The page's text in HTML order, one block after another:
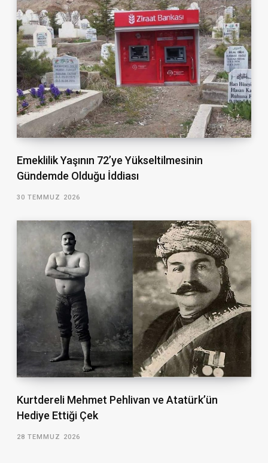
Emeklilik Yaşının 72’ye Yükseltilmesinin
Gündemde Olduğu İddiası
30 TEMMUZ 2026
Kurtdereli Mehmet Pehlivan ve Atatürk’ün
Hediye Ettiği Çek
28 TEMMUZ 2026